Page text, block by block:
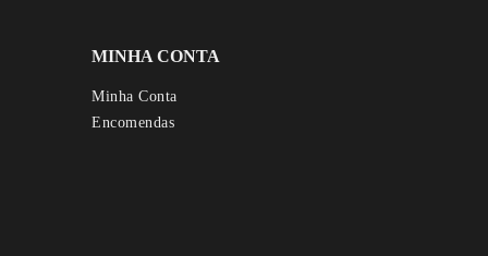
MINHA CONTA
Minha Conta
Encomendas